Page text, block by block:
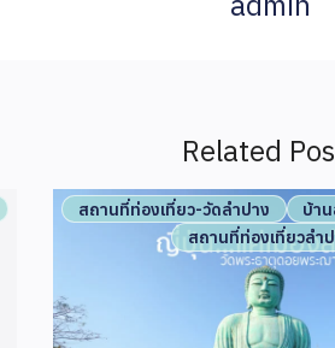
Related
สถานที่ท่องเที่ยว-วัดลำปาง
บ้า
สถานที่ท่องเที่ยวลำ